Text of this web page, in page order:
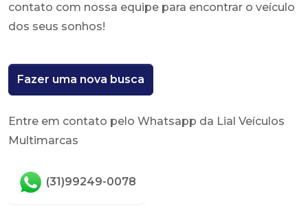
contato com nossa equipe para encontrar o veículo
dos seus sonhos!
Fazer uma nova busca
Entre em contato pelo Whatsapp da Lial Veículos
Multimarcas
(31)99249-0078